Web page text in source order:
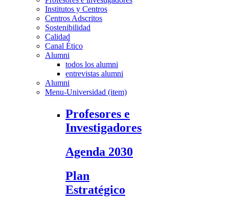
Institutos y Centros
Centros Adscritos
Sostenibilidad
Calidad
Canal Ético
Alumni
todos los alumni
entrevistas alumni
Alumni
Menu-Universidad (item)
Profesores e
Investigadores
Agenda 2030
Plan
Estratégico